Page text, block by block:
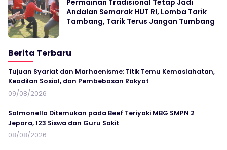
Permainan Tradisional Tetap Jadi
Andalan Semarak HUT RI, Lomba Tarik
Tambang, Tarik Terus Jangan Tumbang
Berita Terbaru
Tujuan Syariat dan Marhaenisme: Titik Temu Kemaslahatan,
Keadilan Sosial, dan Pembebasan Rakyat
09/08/2026
Salmonella Ditemukan pada Beef Teriyaki MBG SMPN 2
Jepara, 123 Siswa dan Guru Sakit
08/08/2026